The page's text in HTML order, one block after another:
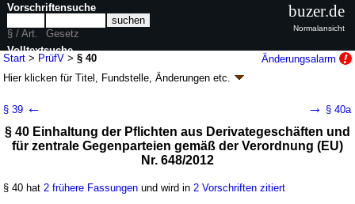
Start > PrüfV >§ 40
Änderungsalarm
Hier klicken fürTitel, Fundstelle, Änderungen etc.
V. v. 29.04.2026BGBl. 2026 I Nr. 124
Geltung ab 01.08.2017; FNA: 7631-11-15Versicherungsaufsichtsrecht
wird in 6 Vorschriften zitiert
Kapitel 3 Bericht zur Prüfung des Jahresabschlusses und
§ 39 ← → § 40a
§ 40 Einhaltung der Pflichten aus Derivategeschäften und
für zentrale Gegenparteien gemäß der Verordnung (EU)
Nr. 648/2012
§ 40 hat 2 frühere Fassungen und wird in 2 Vorschriften zitiert
Vorschriftensuche
§ / Art.
Gesetz
Volltextsuche
nur in PrüfV
buzer.de
Normalansicht